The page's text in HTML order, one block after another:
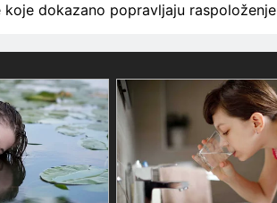
dokazano popravljaju raspoloženje